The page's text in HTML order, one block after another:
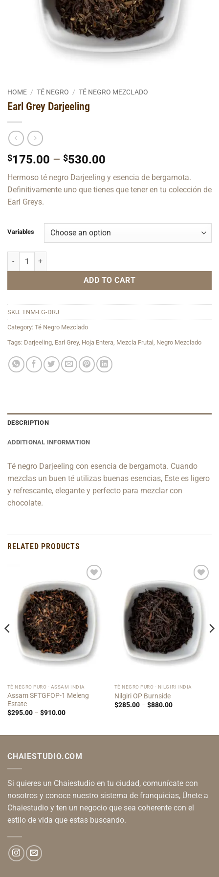
HOME / TÉ NEGRO / TÉ NEGRO MEZCLADO
Earl Grey Darjeeling
$175.00 – $530.00
range:
$175.00
through
Hermoso té negro Darjeeling y esencia de bergamota.
Definitivamente uno que tienes que tener en tu colección de
Earl Greys.
Variables
Earl Grey Darjeeling quantity
ADD TO CART
SKU: TNM-EG-DRJ
Category: Té Negro Mezclado
Tags: Darjeeling, Earl Grey, Hoja Entera, Mezcla Frutal , Negro Mezclado
DESCRIPTION
ADDITIONAL INFORMATION
Té negro Darjeeling con esencia de bergamota. Cuando
mezclas un buen té utilizas buenas esencias, Este es ligero
y refrescante, elegante y perfecto para mezclar con
chocolate.
RELATED PRODUCTS
Add to
Wishlist
TÉ NEGRO PURO - ASSAM INDIA
Assam SFTGFOP-1 Meleng
Estate
$295.00 – $910.00Price
$910.00
Add to
Wishlist
TÉ NEGRO PURO - NILGIRI INDIA
Nilgiri OP Burnside
$285.00 – $880.00Price
CHAIESTUDIO.COM
Si quieres un Chaiestudio en tu ciudad, comunícate con
nosotros y conoce nuestro sistema de franquicias, Únete a
Chaiestudio y ten un negocio que sea coherente con el
estilo de vida que estas buscando.